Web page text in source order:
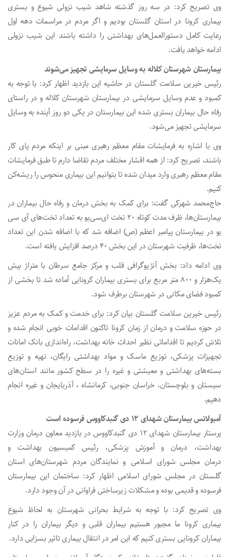
وی تصریح کرد: در سه روز گذشته شاهد شیب نزولی شیوع و بستری
بیماریکرونا در استان گلستان بودیم و اگر مردم در مراسمات دهه اول
رعایت کامل دستورالعمل‌های بهداشتی را داشته باشند این شیب نزولی
ادامه خواهد یافت.
بیمارستان شهرستان کلاله به وسایل سرمایشی تجهیز می‌شوند
رئیس خیرین سلامت گلستان در حاشیه این بازدید اظهار کرد: با توجه به
کمبود و عدم وسایل سرمایشی در بیمارستان شهرستان کلاله و در راستای
رفاه حال بیماران بستری شده این بیمارستان در یکی دو روز آینده به وسایل
سرمایشی تجهیز می‌شود.
وی با اشاره به فرمایشات مقام معظم رهبری مبنی بر اینکه مردم پای کار
باشند، تصریح کرد: از همه اقشار مختلف مردم تقاضا دارم تا طبق فرمایشات
مقام معظم رهبری وارد میدان شده تا بتوانیم این بیماری منحوس را ریشه‌کن
کنیم.
حاج‌محمد شهرکی گفت: برای کمک به بخش درمان و رفاه حال بیماران در
بیمارستان‌ها، ظرف مدت‌ کوتاه ۲۰ تخت ای‌سی‌یو به تعداد تخت‌های آی سی
یو در بیمارستان پیامبر اعظم (ص) اضافه شد که با اضافه شدن این تعداد
تخت‌ها، ظرفیت شهرستان در این بخش ۴۰ درصد افزایش یافته است.
وی ادامه داد: بخش آنژیوگرافی قلب و مرکز جامع سرطان با متراژ بیش
یک‌هزار و ۸۰۰ متر مربع برای بستری بیماران کرونایی آماده شد تا بخشی از
کمبود فضای مکانی در شهرستان برطرف شود.
رئیس خیرین سلامت گلستان بیان کرد: برای خدمت و کمک به مردم عزیز
در حوزه سلامت و درمان از زمان کرونا تاکنون اقدامات خوبی انجام شده و
تلاش کردیم تا اقداماتی نظیر احداث خانه بهداشت، راه‌اندازی بانک امانات
تجهیزات پزشکی، توزیع ماسک و مواد بهداشتی رایگان، تهیه و توزیع
بسته‌های بهداشتی و معیشتی و غیره را در سطح کشور مانند استان‌های
سیستان و بلوچستان، خراسان جنوبی، کرمانشاه ، آذربایجان و غیره انجام
دهیم.
آمبولانس بیمارستان شهدای ۱۲ دی گنبدکاووس فرسوده است
پرستار بیمارستان شهدای ۱۲ دی گنبدکاووس در بازدید معاون درمان وزارت
بهداشت، درمان و آموزش پزشکی، رئیس کمیسیون بهداشت و
درمان مجلس شورای اسلامی و نمایندگان مردم شهرستان‌های استان
گلستان در مجلس شورای اسلامی اظهار کرد: ساختمان این بیمارستان
فرسوده و قدیمی بوده و مشکلات زیرساختی فراوانی در آن وجود دارد.
وی تصریح کرد: با توجه به شرایط بحرانی شهرستان به لحاظ شیوع
بیماری کرونا ما مجبور هستیم بیماران قلبی و دیگر بیماران را در کنار
بیمارانکروناییبستری کنیم که این امر در انتقال بیماری تاثیر بسزایی دارد.